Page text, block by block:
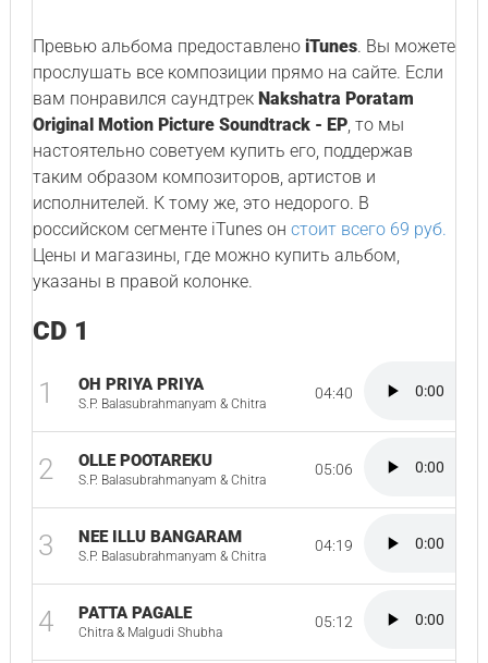
Превью альбома предоставлено iTunes. Вы можете
прослушать все композиции прямо на сайте. Если
вам понравился саундтрек Nakshatra Poratam
Original Motion Picture Soundtrack - EP, то мы
настоятельно советуем купить его, поддержав
таким образом композиторов, артистов и
исполнителей. К тому же, это недорого. В
российском сегменте iTunes он стоит всего 69 руб.
Цены и магазины, где можно купить альбом,
указаны в правой колонке.
CD 1
1 OH PRIYA PRIYA
S.P. Balasubrahmanyam & Chitra
04:40
2 OLLE POOTAREKU
S.P. Balasubrahmanyam & Chitra
05:06
3 NEE ILLU BANGARAM
S.P. Balasubrahmanyam & Chitra
04:19
4 PATTA PAGALE
Chitra & Malgudi Shubha
05:12